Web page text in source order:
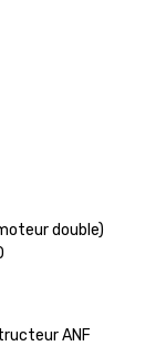
double)
ANF